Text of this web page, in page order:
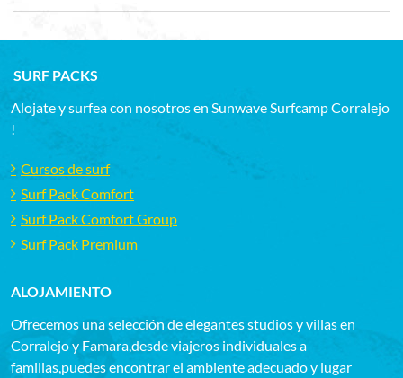
SURF PACKS
Alojate y surfea con nosotros en Sunwave Surfcamp Corralejo
!
Cursos de surf
Surf Pack Comfort
Surf Pack Comfort Group
Surf Pack Premium
ALOJAMIENTO
Ofrecemos una selección de elegantes studios y villas en
Corralejo y Famara,desde viajeros individuales a
familias,puedes encontrar el ambiente adecuado y lugar